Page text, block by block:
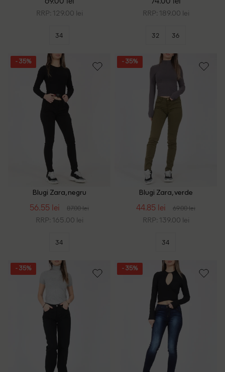
RRP: 129.00 lei
34
RRP: 189.00 lei
32 36
- 35%
Blugi Zara, negru
56.55 lei 87.00 lei
RRP: 165.00 lei
34
- 35%
Blugi Zara, verde
44.85 lei 69.00 lei
RRP: 139.00 lei
34
- 35% - 35%